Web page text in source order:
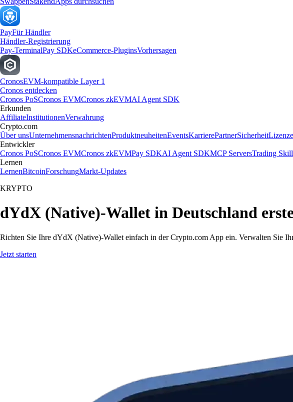
PayFür Händler
Händler-Registrierung
Pay-TerminalPay SDKeCommerce-PluginsVorhersagen
CronosEVM-kompatible Layer 1
Cronos entdecken
Cronos PoSCronos EVMCronos zkEVMAI Agent SDK
Erkunden
AffiliateInstitutionenVerwahrung
Crypto.com
Über unsUnternehmensnachrichtenProduktneuheitenEventsKarrierePartnerSicherheit
Entwickler
Cronos PoSCronos EVMCronos zkEVMPay SDKAI Agent SDKMCP ServersTrading
Lernen
LernenBitcoinForschungMarkt-Updates
KRYPTO
dYdX (Native)-Wallet in Deutschland
Richten Sie Ihre dYdX (Native)-Wallet einfach in der Crypto.com App ein. Verwalten Sie
Jetzt starten